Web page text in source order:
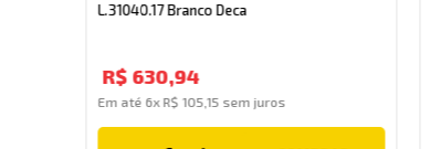
L.31040.17 Branco Deca
R$ 630,94
Em até 6x R$ 105 15 sem juros